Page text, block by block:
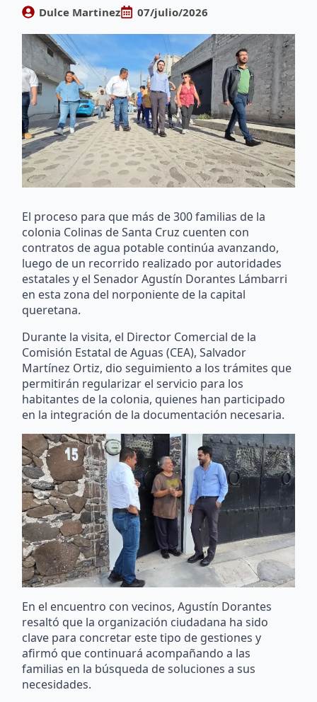
Dulce Martinez 07/julio/2026
El proceso para que más de 300 familias de la
colonia Colinas de Santa Cruz cuenten con
contratos de agua potable continúa avanzando,
luego de un recorrido realizado por autoridades
estatales y el Senador Agustín Dorantes Lámbarri
en esta zona del norponiente de la capital
queretana.
Durante la visita, el Director Comercial de la
Comisión Estatal de Aguas (CEA), Salvador
Martínez Ortiz, dio seguimiento a los trámites que
permitirán regularizar el servicio para los
habitantes de la colonia, quienes han participado
en la integración de la documentación necesaria.
En el encuentro con vecinos, Agustín Dorantes
resaltó que la organización ciudadana ha sido
clave para concretar este tipo de gestiones y
afirmó que continuará acompañando a las
familias en la búsqueda de soluciones a sus
necesidades.